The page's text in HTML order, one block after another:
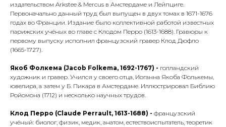
издательством Arkstee & Mercus в Амстердаме и Лейпциге.
Первоначально данный труд был выпущен в двух томах в 1671-1676
годах во Франции. Издание было коллективной работой известных
парижских учёных во главе с Клодом Перро (1613-1688). Гравюры к
первому выпуску исполнил французский гравер Клод Дюфло
(1665-1727).
Якоб Фолкема (Jacob Folkema, 1692-1767) - голландский
художник и гравер. Учился у своего отца, Иоганна Якоба Фолькемы,
ювелира, а затем у Б. Пикара в Амстердаме. Иллюстрировал Библию
Ройомона (1712) и несколько научных трудов.
Клод Перро (Claude Perrault, 1613-1688) - французский
учёный: биолог, физик, медик, анатом, естествоиспытатель, теоретик